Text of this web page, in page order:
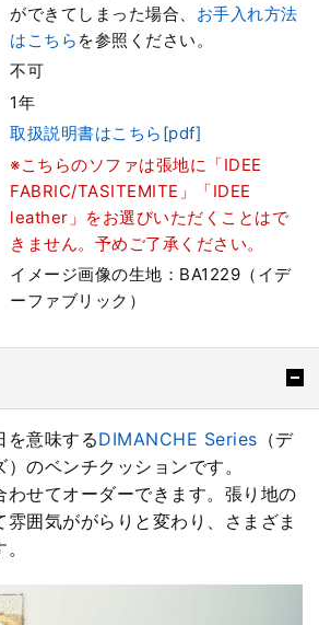
ができてしまった場合、 お手入れ方法
はこちら を参照ください。
不可
1年
取扱説明書はこちら[pdf]
※こちらのソファは張地に「IDEE
FABRIC/TASITEMITE」「IDEE
leather」をお選びいただくことはで
きません。予めご了承ください。
イメージ画像の生地：BA1229（イデ
ーファブリック）
を意味するDIMANCHE Series （デ
のベンチクッションです。
わせてオーダーできます。張り地の
囲気ががらりと変わり、さまざま